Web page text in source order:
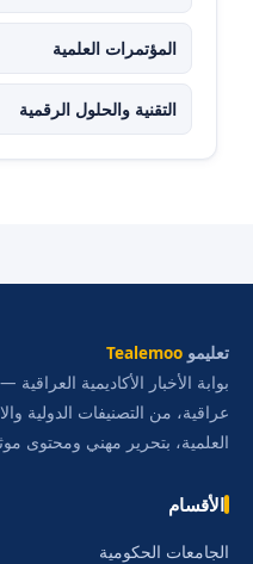
المؤتمرات العلمية
التقنية والحلول الرقمية
تعليمو Tealemoo
عراقية، من التصنيفات الدولية
العلمية، بتحرير مهني ومحتوى موثوق
الأقسام
الجامعات الحكومية